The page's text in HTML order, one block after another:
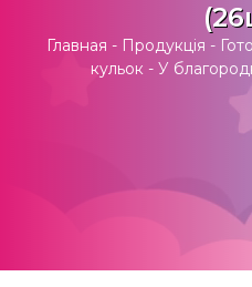
Главная - Продукція -
кульок- У